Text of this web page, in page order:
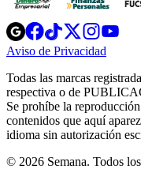
Opens
in
new
Opens
in
new
Opens
in
new
window
Opens
new
window
Aviso de Privacidad
new
Todas las marcas
respectiva o de
Se prohíbe la
contenidos que aquí
idioma sin autorización
© 2026 Semana. Todos